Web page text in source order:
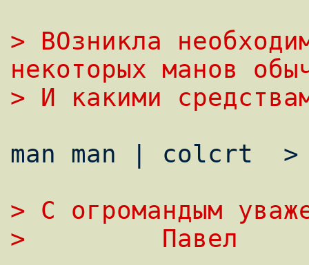
> ВОзникла
некоторых манов
> И какими
man man | colcrt  >
> С огромандым
>         Павел